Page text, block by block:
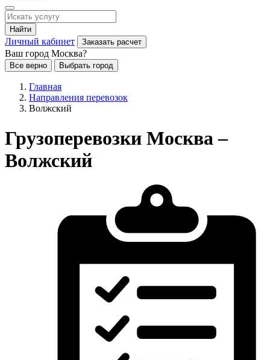
Найти
Личный кабинет Заказать расчет
Ваш город Москва?
Все верно Выбрать город
Главная
Направления перевозок
Волжский
Грузоперевозки Москва –
Волжский